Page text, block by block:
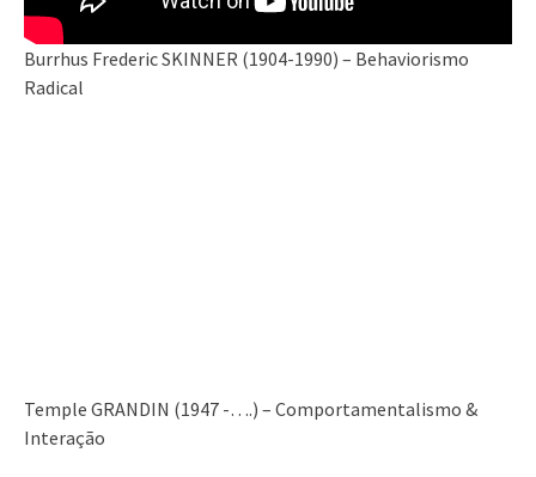
Burrhus Frederic SKINNER (1904-1990) – Behaviorismo
Radical
Temple GRANDIN (1947 -….) – Comportamentalismo &
Interação